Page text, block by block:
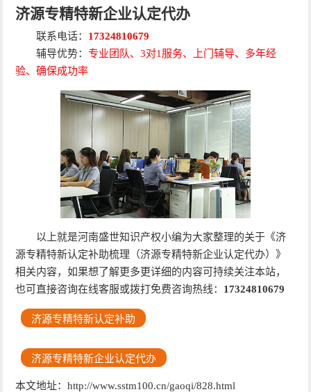
济源专精特新企业认定代办
联系电话： 17324810679
辅导优势：专业团队、3对1服务、上门辅导、多年经
验、确保成功率
以上就是河南盛世知识产权小编为大家整理的关于《济
源专精特新认定补助梳理（济源专精特新企业认定代办）》
相关内容，如果想了解更多更详细的内容可持续关注本站，
也可直接咨询在线客服或拨打免费咨询热线： 17324810679
济源专精特新认定补助
济源专精特新企业认定代办
本文地址：http://www.sstm100.cn/gaoqi/828.html